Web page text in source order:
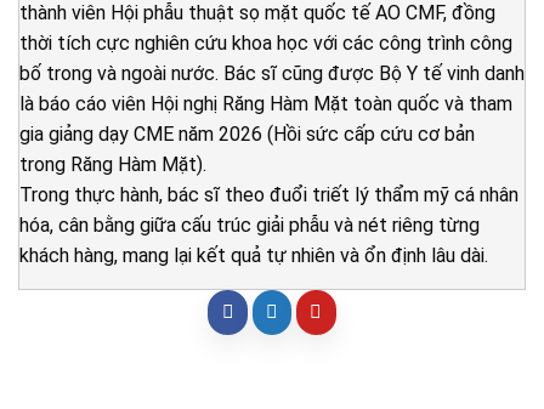
thành viên Hội phẫu thuật sọ mặt quốc tế AO CMF, đồng
thời tích cực nghiên cứu khoa học với các công trình công
bố trong và ngoài nước. Bác sĩ cũng được Bộ Y tế vinh danh
là báo cáo viên Hội nghị Răng Hàm Mặt toàn quốc và tham
gia giảng dạy CME năm 2026 (Hồi sức cấp cứu cơ bản
trong Răng Hàm Mặt).
Trong thực hành, bác sĩ theo đuổi triết lý thẩm mỹ cá nhân
hóa, cân bằng giữa cấu trúc giải phẫu và nét riêng từng
khách hàng, mang lại kết quả tự nhiên và ổn định lâu dài.